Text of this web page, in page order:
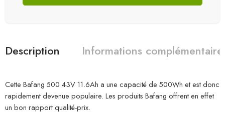
Description Informations
Cette Bafang 500 43V 11.6Ah a une capacité de 500Wh et est donc
rapidement devenue populaire. Les produits Bafang offrent en effet
un bon rapport qualité-prix.